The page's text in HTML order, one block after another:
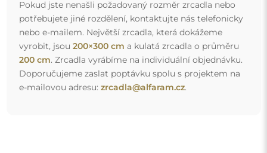
parkem a vyškoleným personálem, díky čemuž vám
můžeme zaručit, že zrcadlo dorazí v neporušeném stavu,
bez dodatečných nákladů. I když si objednáte zrcadlo
velkých rozměrů, můžete počítat s rychlým doručením.
Podívejte se, jak balíme naše zrcadla.